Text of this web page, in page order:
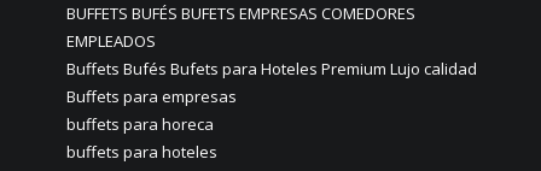
BUFFETS BUFÉS BUFETS EMPRESAS COMEDORES
EMPLEADOS
Buffets Bufés Bufets para Hoteles Premium Lujo calidad
Buffets para empresas
buffets para horeca
buffets para hoteles